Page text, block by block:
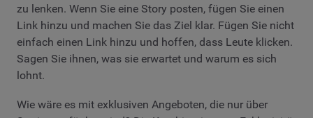
zu lenken. Wenn Sie eine Story posten, fügen Sie einen
Link hinzu und machen Sie das Ziel klar. Fügen Sie nicht
einfach einen Link hinzu und hoffen, dass Leute klicken.
Sagen Sie ihnen, was sie erwartet und warum es sich
lohnt.
Wie wäre es mit exklusiven Angeboten, die nur über